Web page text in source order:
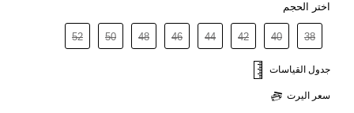
اختر الحجم
38
40
42
44
46
48
50
52
جدول القياسات
سعر اليرت